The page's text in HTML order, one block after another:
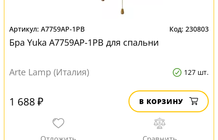
A7759AP-1PB 230803
Бра Yuka A7759AP-1PB для спальни
Arte Lamp (Италия) 127 шт.
1 688 ₽ В КОРЗИНУ